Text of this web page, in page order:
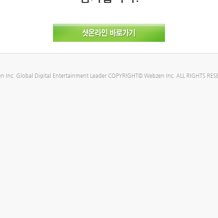
Inc. Global Digital Entertainment Leader COPYRIGHT© Webzen Inc. ALL RIGHTS